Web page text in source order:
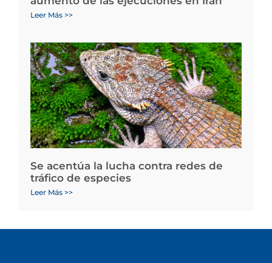
Leer Más >>
Se acentúa la lucha contra redes de
tráfico de especies
Leer Más >>